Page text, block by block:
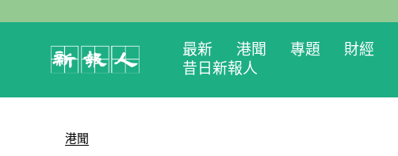
最新 港聞 專題 財經
昔日新報人
港聞